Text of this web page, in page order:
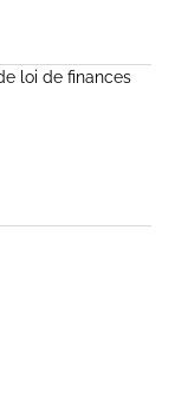
loi de finances